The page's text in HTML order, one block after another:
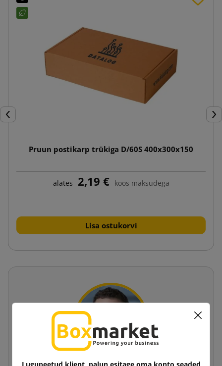
Eelmine
Pruun postikarp trükiga D/60S 400x300x150
alates 2,19 € koos maksudega
Lisa ostukorvi